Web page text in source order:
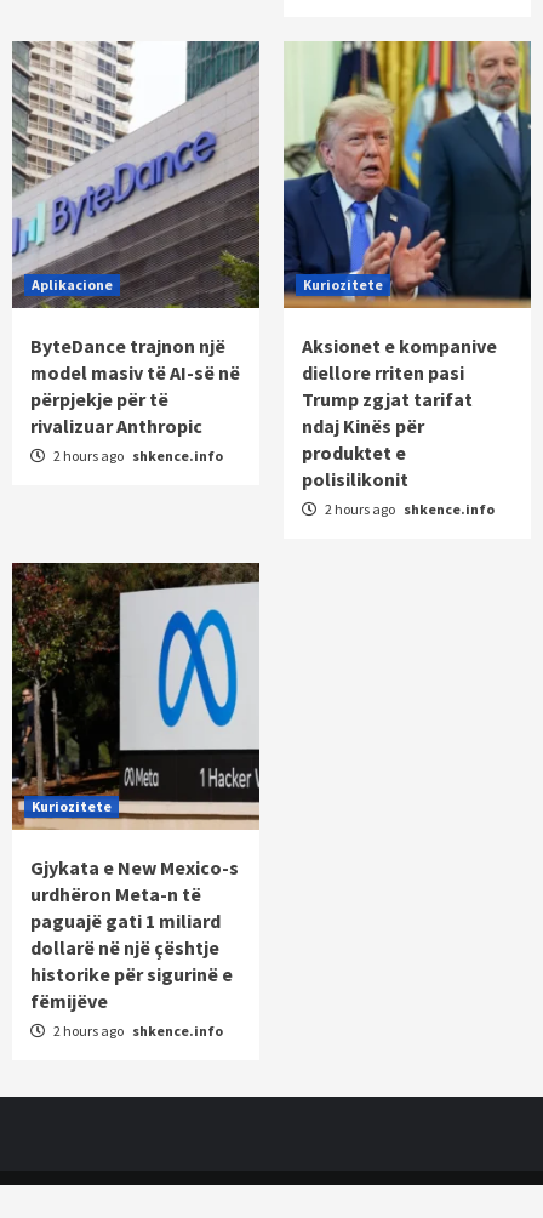
Aplikacione
ByteDance trajnon një
model masiv të AI-së në
përpjekje për të
rivalizuar Anthropic
2 hours ago shkence.info
Kuriozitete
Aksionet e kompanive
diellore rriten pasi
Trump zgjat tarifat
ndaj Kinës për
produktet e
polisilikonit
2 hours ago shkence.info
Kuriozitete
Gjykata e New Mexico-s
urdhëron Meta-n të
paguajë gati 1 miliard
dollarë në një çështje
historike për sigurinë e
fëmijëve
2 hours ago shkence.info